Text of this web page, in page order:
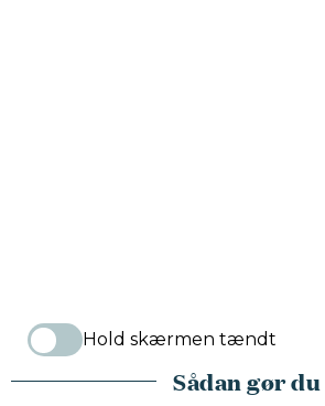
Hold skærmen tændt
Sådan gør du